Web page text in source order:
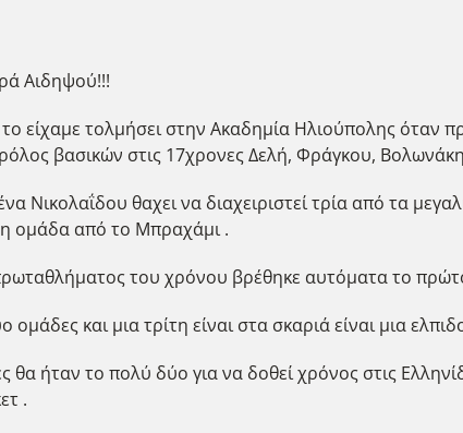
Αιδηψού!!!
είχαμε τολμήσει στην Ακαδημία Ηλιούπολης όταν
βασικών στις 17χρονες Δελή, Φράγκου,
Νικολαΐδου θαχει να διαχειριστεί τρία από τα
η ομάδα από το Μπραχάμι .
του χρόνου βρέθηκε αυτόματα το
και μια τρίτη είναι στα σκαριά είναι μια
θα ήταν το πολύ δύο για να δοθεί χρόνος στις
.